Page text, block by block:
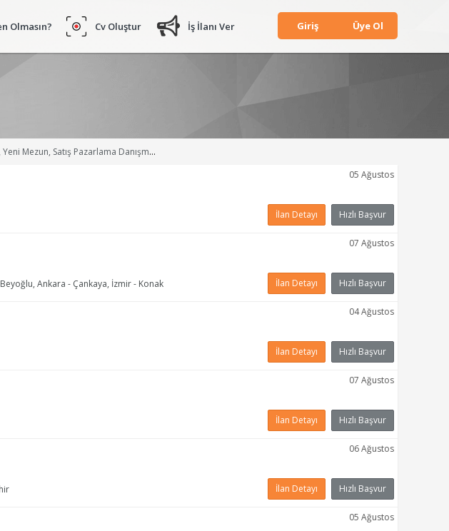
Olmasın? Cv Oluştur İş İlanı Ver Giriş Üye Ol
Medikal Mümessili, Pazarlama Elemanı, Medikal Tanıtım Sorumlusu İş İlanları
İlan Detayı Hızlı Başvur
05 Ağustos
İlan Detayı Hızlı Başvur
07 Ağustos
Ankara - Çankaya, İzmir - Konak
İlan Detayı Hızlı Başvur
04 Ağustos
İlan Detayı Hızlı Başvur
07 Ağustos
İlan Detayı Hızlı Başvur
06 Ağustos
05 Ağustos